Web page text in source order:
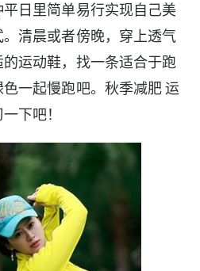
日里简单易行实现自己美
清晨或者傍晚，穿上透气
运动鞋，找一条适合于跑
一起慢跑吧。秋季减肥 运
下吧！